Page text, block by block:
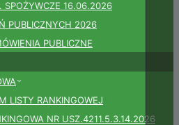
SPOŻYWCZE 16.06.2026
PUBLICZNYCH 2026
PUBLICZNE
LISTY RANKINGOWEJ
NR USZ.4211.5.3.14.2026